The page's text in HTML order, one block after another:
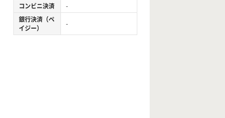
コンビニ決済
-
銀行決済（ペ
イジー）
-